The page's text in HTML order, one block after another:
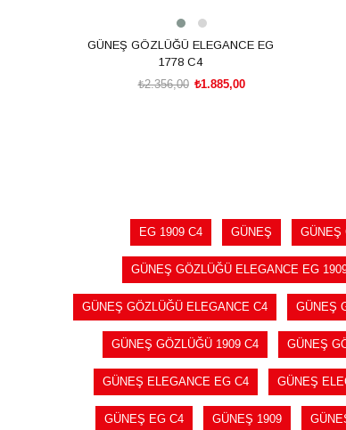
GÜNEŞ GÖZLÜĞÜ ELEGANCE EG
1778 C4
₺1.885,00
₺2.356,00
EG 1909 C4 GÜNEŞ GÜNEŞ
GÜNEŞ GÖZLÜĞÜ ELEGANCE EG
GÜNEŞ GÖZLÜĞÜ ELEGANCE C4 GÜNEŞ
GÜNEŞ GÖZLÜĞÜ 1909 C4 GÜNEŞ
GÜNEŞ ELEGANCE EG C4 GÜNEŞ
GÜNEŞ EG C4 GÜNEŞ 1909